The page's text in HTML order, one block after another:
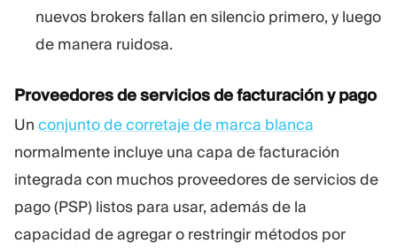
nuevos brokers fallan en silencio primero, y luego
de manera ruidosa.
Proveedores de servicios de facturación y pago
Un conjunto de corretaje de marca blanca
normalmente incluye una capa de facturación
integrada con muchos proveedores de servicios de
pago (PSP) listos para usar, además de la
capacidad de agregar o restringir métodos por